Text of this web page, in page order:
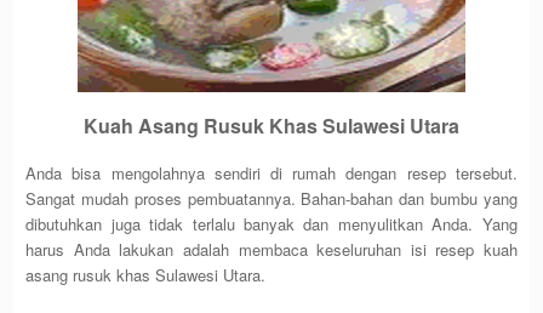
Kuah Asang Rusuk Khas Sulawesi Utara
Anda bisa mengolahnya sendiri di rumah dengan resep tersebut.
Sangat mudah proses pembuatannya. Bahan-bahan dan bumbu yang
dibutuhkan juga tidak terlalu banyak dan menyulitkan Anda. Yang
harus Anda lakukan adalah membaca keseluruhan isi resep kuah
asang rusuk khas Sulawesi Utara.